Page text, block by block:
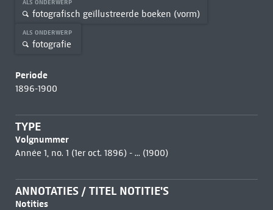
ALS ONDERWERP
fotografisch geïllustreerde boeken (vorm)
ALS ONDERWERP
fotografie
Periode
1896-1900
TYPE
Volgnummer
Année 1, no. 1 (1er oct. 1896) - ... (1900)
ANNOTATIES / TITEL NOTITIE'S
Notities